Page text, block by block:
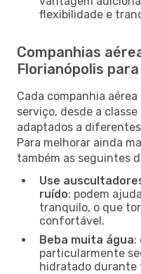
flexibilidade e
Companhias
Florianópolis para
Cada companhia
serviço, desde a
adaptados a
Para melhorar ainda
também as seguintes
Use
ruído: podem
tranquilo, o que
confortável.
Beba muita água:
particularmente
hidratado durante